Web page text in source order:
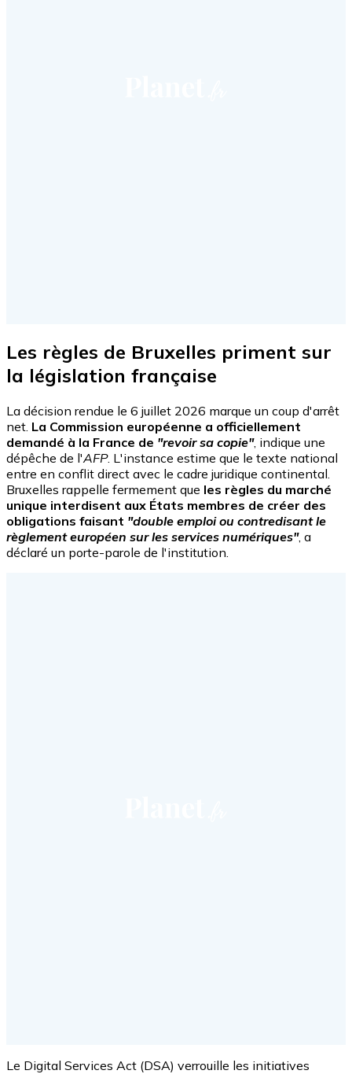
Les règles de Bruxelles priment sur
la législation française
La décision rendue le 6 juillet 2026 marque un coup d'arrêt
net. La Commission européenne a officiellement
demandé à la France de "revoir sa copie", indique une
dépêche de l'AFP. L'instance estime que le texte national
entre en conflit direct avec le cadre juridique continental.
Bruxelles rappelle fermement que les règles du marché
unique interdisent aux États membres de créer des
obligations faisant "double emploi ou contredisant le
règlement européen sur les services numériques", a
déclaré un porte-parole de l'institution.
Le Digital Services Act (DSA) verrouille les initiatives